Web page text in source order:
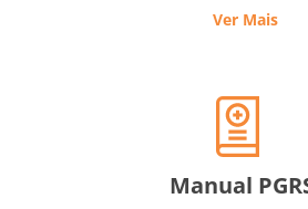
Ver Mais
Manual